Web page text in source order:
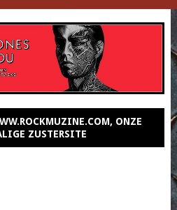
ONZE
ZUSTERSITE